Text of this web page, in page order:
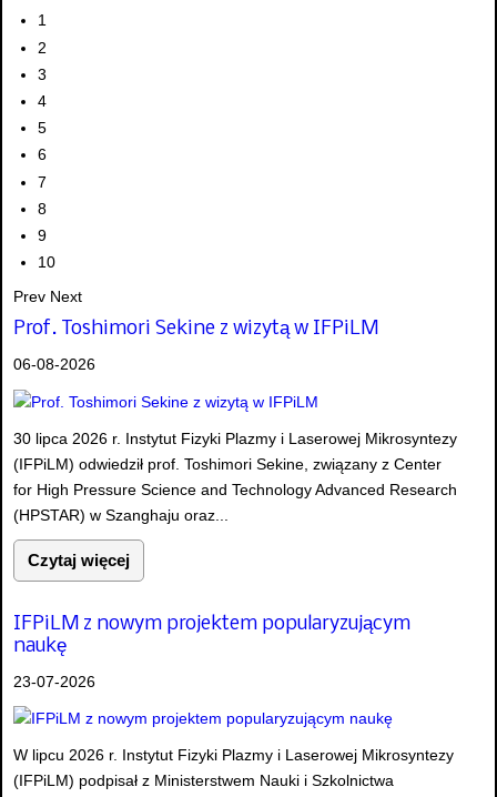
1
2
3
4
5
6
7
8
9
10
Prev Next
Prof. Toshimori Sekine z wizytą w IFPiLM
06-08-2026
30 lipca 2026 r. Instytut Fizyki Plazmy i Laserowej Mikrosyntezy
(IFPiLM) odwiedził prof. Toshimori Sekine, związany z Center
for High Pressure Science and Technology Advanced Research
(HPSTAR) w Szanghaju oraz...
Czytaj więcej
IFPiLM z nowym projektem popularyzującym
naukę
23-07-2026
W lipcu 2026 r. Instytut Fizyki Plazmy i Laserowej Mikrosyntezy
(IFPiLM) podpisał z Ministerstwem Nauki i Szkolnictwa